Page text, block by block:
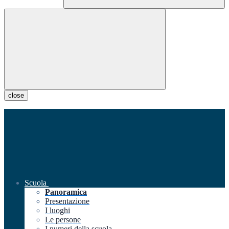
close
Scuola
Panoramica
Presentazione
I luoghi
Le persone